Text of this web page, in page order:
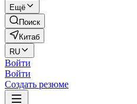
Ещё
Поиск
Китаб
RU
Войти
Войти
Создать резюме